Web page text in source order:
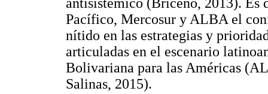
Pacífico, Mercosur y ALBA el
nítido en las estrategias y
articuladas en el escenario
Bolivariana para las Américas
Salinas, 2015).